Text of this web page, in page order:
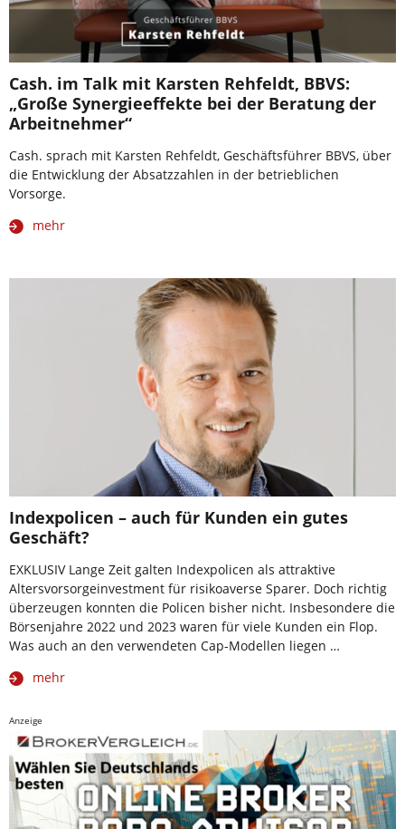
Cash. im Talk mit Karsten Rehfeldt, BBVS:
„Große Synergieeffekte bei der Beratung der
Arbeitnehmer“
Cash. sprach mit Karsten Rehfeldt, Geschäftsführer BBVS, über
die Entwicklung der Absatzzahlen in der betrieblichen
Vorsorge.
mehr
Indexpolicen – auch für Kunden ein gutes
Geschäft?
EXKLUSIV Lange Zeit galten Indexpolicen als attraktive
Altersvorsorgeinvestment für risikoaverse Sparer. Doch richtig
überzeugen konnten die Policen bisher nicht. Insbesondere die
Börsenjahre 2022 und 2023 waren für viele Kunden ein Flop.
Was auch an den verwendeten Cap-Modellen liegen …
mehr
Anzeige